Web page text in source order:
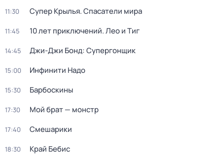
11:30 Супер Крылья. Спасатели мира
11:45 10 лет приключений. Лео и Тиг
14:45 Джи-Джи Бонд: Супергонщик
15:00 Инфинити Надо
15:30 Барбоскины
17:30 Мой брат — монстр
17:40 Смешарики
18:30 Край Бебис